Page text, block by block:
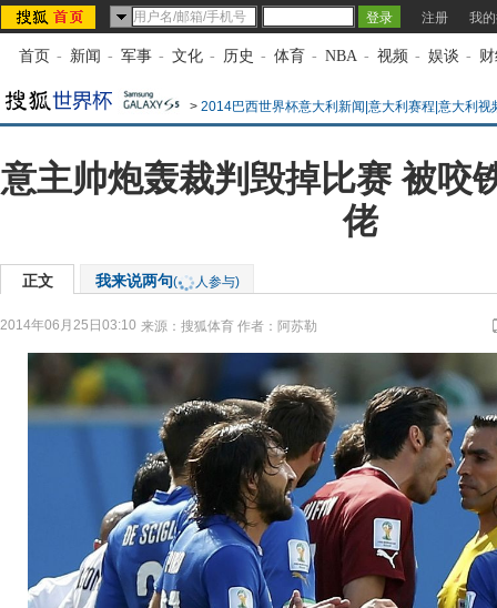
注册 我
首页 - 新闻 - 军事 - 文化 - 历史 - 体育 - NBA - 视频 - 娱谈 -
> 2014巴西世界杯意大利新闻|意大利赛程|意大利视
意主帅炮轰裁判毁掉比赛 被咬
佬
正文 我来说两句( 人参与)
2014年06月25日03:10 来源： 搜狐体育 作者：阿苏勒